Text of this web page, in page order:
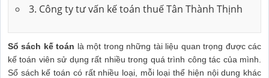
3. Công ty tư vấn kế toán thuế Tân Thành Thịnh
Sổ sách kế toán là một trong những tài liệu quan trọng được các
kế toán viên sử dụng rất nhiều trong quá trình công tác của mình.
Sổ sách kế toán có rất nhiều loại, mỗi loại thể hiện nội dung khác